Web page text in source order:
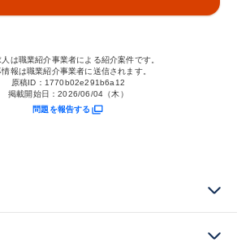
人は職業紹介事業者による紹介案件です。
情報は職業紹介事業者に送信されます。
原稿ID： 1770b02e291b6a12
掲載開始日：2026/06/04（木）
問題を報告する